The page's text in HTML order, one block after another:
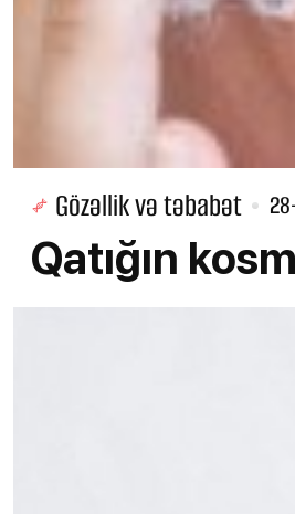
Gözəllik və təbabət
Qatığın